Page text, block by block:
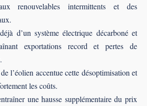
renouvelables intermittents et des
d’un système électrique décarboné et
exportations record et pertes de
l’éolien accentue cette désoptimisation et
les coûts.
une hausse supplémentaire du prix